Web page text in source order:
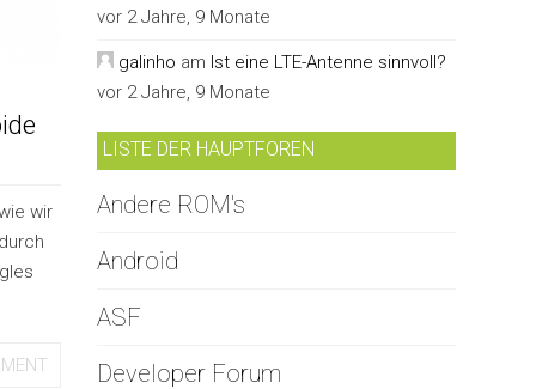
wir
vor 2 Jahre, 9 Monate
galinho am Ist eine LTE-Antenne sinnvoll?
vor 2 Jahre, 9 Monate
LISTE DER HAUPTFOREN
Andere ROM's
Android
ASF
Developer Forum